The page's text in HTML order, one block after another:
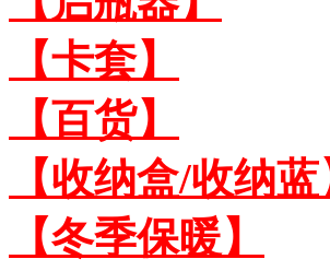
【卡套】
【百货】
【收纳盒/收纳蓝
【冬季保暖】